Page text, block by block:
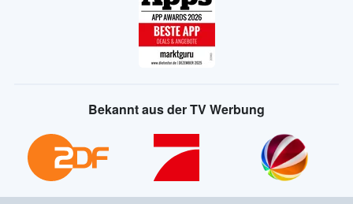
Bekannt aus der TV Werbung